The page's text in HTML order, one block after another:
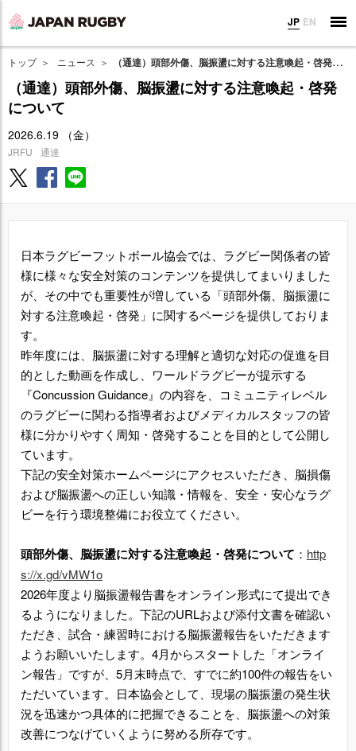
JP EN
トップ ニュース （通達）頭部外傷、脳振盪に対する注意喚起・啓発について
（通達）頭部外傷、脳振盪に対する注意喚起・啓発
について
2026.6.19 （金）
JRFU 通達
日本ラグビーフットボール協会では、ラグビー関係者の皆
様に様々な安全対策のコンテンツを提供してまいりました
が、その中でも重要性が増している「頭部外傷、脳振盪に
対する注意喚起・啓発」に関するページを提供しておりま
す。
昨年度には、脳振盪に対する理解と適切な対応の促進を目
的とした動画を作成し、ワールドラグビーが提示する
『Concussion Guidance』の内容を、コミュニティレベル
のラグビーに関わる指導者およびメディカルスタッフの皆
様に分かりやすく周知・啓発することを目的として公開し
ています。
下記の安全対策ホームページにアクセスいただき、脳損傷
および脳振盪への正しい知識・情報を、安全・安心なラグ
ビーを行う環境整備にお役立てください。
頭部外傷、脳振盪に対する注意喚起・啓発について ： http
s://x.gd/vMW1o
2026年度より脳振盪報告書をオンライン形式にて提出でき
るようになりました。下記のURLおよび添付文書を確認い
ただき、試合・練習時における脳振盪報告をいただきます
ようお願いいたします。4月からスタートした「オンライ
ン報告」ですが、5月末時点で、すでに約100件の報告をい
ただいています。日本協会として、現場の脳振盪の発生状
況を迅速かつ具体的に把握できることを、脳振盪への対策
改善につなげていくように努める所存です。